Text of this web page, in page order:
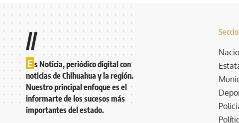
//
E s Noticia, periódico digital con
noticias de Chihuahua y la región.
Nuestro principal enfoque es el
informarte de los sucesos más
importantes del estado.